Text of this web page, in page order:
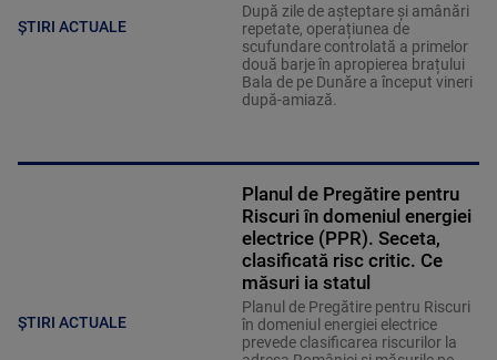
ȘTIRI ACTUALE
După zile de așteptare și amânări
repetate, operațiunea de
scufundare controlată a primelor
două barje în apropierea brațului
Bala de pe Dunăre a început vineri
după-amiază.
ȘTIRI ACTUALE
Planul de Pregătire pentru
Riscuri în domeniul energiei
electrice (PPR). Seceta,
clasificată risc critic. Ce
măsuri ia statul
Planul de Pregătire pentru Riscuri
în domeniul energiei electrice
prevede clasificarea riscurilor la